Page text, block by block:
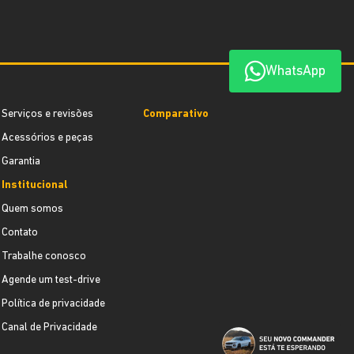
WhatsApp
Serviços e revisões
Acessórios e peças
Garantia
Institucional
Quem somos
Contato
Trabalhe conosco
Agende um test-drive
Política de privacidade
Canal de Privacidade
Comparativo